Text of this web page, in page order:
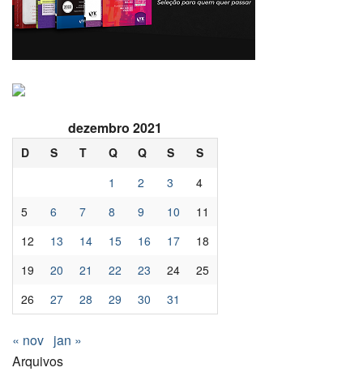
dezembro 2021
D S T Q Q S
S
1
2 3
4
5
6 7 8 9 10
11
12
13 14 15 16 17
18
19
20 21 22 23 24
25
26
27 28 29 30 31
« nov jan »
Arquivos